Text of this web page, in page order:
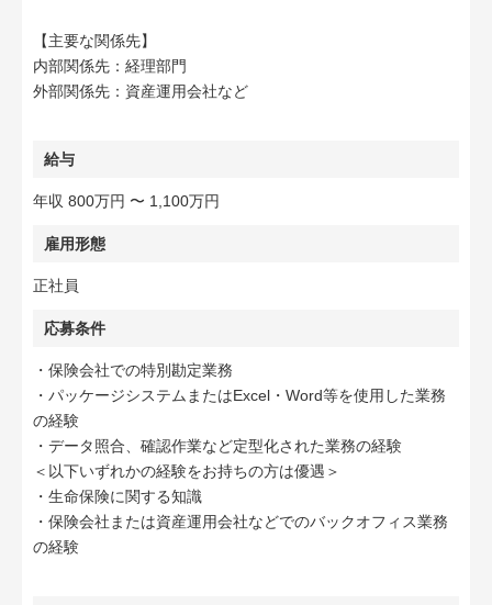
【主要な関係先】
内部関係先：経理部門
外部関係先：資産運用会社など
給与
年収 800万円 〜 1,100万円
雇用形態
正社員
応募条件
・保険会社での特別勘定業務
・パッケージシステムまたはExcel・Word等を使用した業務
の経験
・データ照合、確認作業など定型化された業務の経験
＜以下いずれかの経験をお持ちの方は優遇＞
・生命保険に関する知識
・保険会社または資産運用会社などでのバックオフィス業務
の経験